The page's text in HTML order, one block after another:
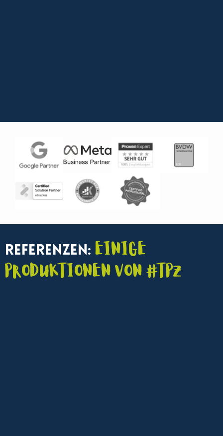
Referenzen: Einige
Produktionen von #TPZ